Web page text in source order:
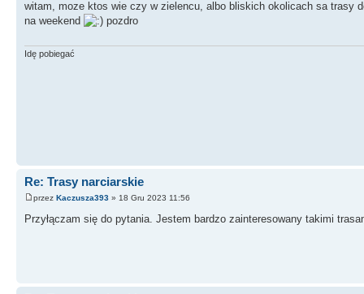
witam, moze ktos wie czy w zielencu, albo bliskich okolicach sa trasy
na weekend
pozdro
Idę pobiegać
Re: Trasy narciarskie
przez Kaczusza393 » 18 Gru 2023 11:56
Przyłączam się do pytania. Jestem bardzo zainteresowany takimi